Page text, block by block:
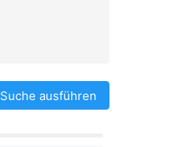
Suche ausführen